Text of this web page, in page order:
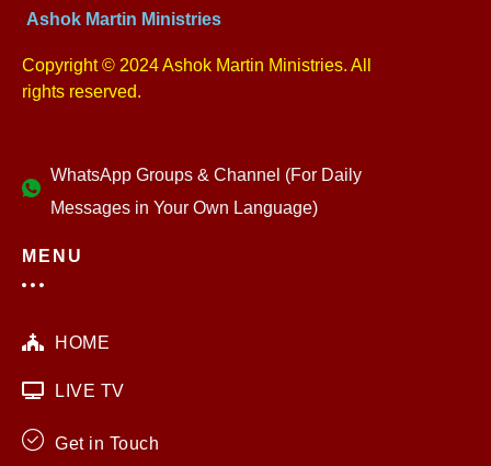
Ashok Martin Ministries
Copyright © 2024 Ashok Martin Ministries. All
rights reserved.
WhatsApp Groups & Channel (For Daily
Messages in Your Own Language)
MENU
HOME
LIVE TV
Get in Touch